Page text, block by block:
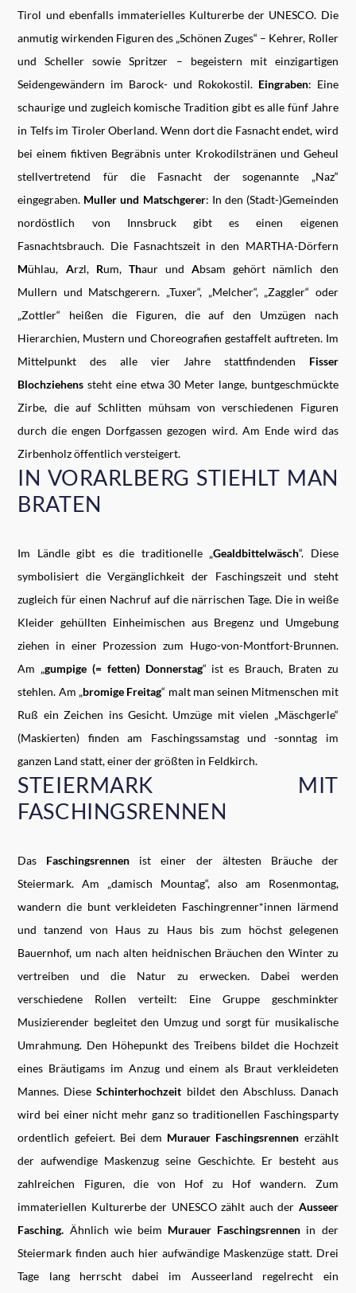
Tirol und ebenfalls immaterielles Kulturerbe der UNESCO. Die
anmutig wirkenden Figuren des „Schönen Zuges“ – Kehrer, Roller
und Scheller sowie Spritzer – begeistern mit einzigartigen
Seidengewändern im Barock- und Rokokostil. Eingraben: Eine
schaurige und zugleich komische Tradition gibt es alle fünf Jahre
in Telfs im Tiroler Oberland. Wenn dort die Fasnacht endet, wird
bei einem fiktiven Begräbnis unter Krokodilstränen und Geheul
stellvertretend für die Fasnacht der sogenannte „Naz“
eingegraben. Muller und Matschgerer: In den (Stadt-)Gemeinden
nordöstlich von Innsbruck gibt es einen eigenen
Fasnachtsbrauch. Die Fasnachtszeit in den MARTHA-Dörfern
Mühlau, Arzl, Rum, Thaur undAbsam gehört nämlich den
Mullern und Matschgerern. „Tuxer“, „Melcher“, „Zaggler“ oder
„Zottler“ heißen die Figuren, die auf den Umzügen nach
Hierarchien, Mustern und Choreografien gestaffelt auftreten. Im
Mittelpunkt des alle vier Jahre stattfindenden Fisser
Blochziehens steht eine etwa 30 Meter lange, buntgeschmückte
Zirbe, die auf Schlitten mühsam von verschiedenen Figuren
durch die engen Dorfgassen gezogen wird. Am Ende wird das
Zirbenholz öffentlich versteigert.
IN VORARLBERG STIEHLT MAN
BRATEN
Im Ländle gibt es die traditionelle „Gealdbittelwäsch“. Diese
symbolisiert die Vergänglichkeit der Faschingszeit und steht
zugleich für einen Nachruf auf die närrischen Tage. Die in weiße
Kleider gehüllten Einheimischen aus Bregenz und Umgebung
ziehen in einer Prozession zum Hugo-von-Montfort-Brunnen.
Am „gumpige (= fetten) Donnerstag“ ist es Brauch, Braten zu
stehlen. Am „bromige Freitag“ malt man seinen Mitmenschen mit
Ruß ein Zeichen ins Gesicht. Umzüge mit vielen „Mäschgerle“
(Maskierten) finden am Faschingssamstag und -sonntag im
ganzen Land statt, einer der größten in Feldkirch.
STEIERMARK MIT
FASCHINGSRENNEN
Das Faschingsrennen ist einer der ältesten Bräuche der
Steiermark. Am „damisch Mountag“, also am Rosenmontag,
wandern die bunt verkleideten Faschingrenner*innen lärmend
und tanzend von Haus zu Haus bis zum höchst gelegenen
Bauernhof, um nach alten heidnischen Bräuchen den Winter zu
vertreiben und die Natur zu erwecken. Dabei werden
verschiedene Rollen verteilt: Eine Gruppe geschminkter
Musizierender begleitet den Umzug und sorgt für musikalische
Umrahmung. Den Höhepunkt des Treibens bildet die Hochzeit
eines Bräutigams im Anzug und einem als Braut verkleideten
Mannes. DieseSchinterhochzeit bildet den Abschluss. Danach
wird bei einer nicht mehr ganz so traditionellen Faschingsparty
ordentlich gefeiert. Bei dem Murauer Faschingsrennen erzählt
der aufwendige Maskenzug seine Geschichte. Er besteht aus
zahlreichen Figuren, die von Hof zu Hof wandern. Zum
immateriellen Kulturerbe der UNESCO zählt auch der Ausseer
Fasching. Ähnlich wie beim Murauer Faschingsrennen in der
Steiermark finden auch hier aufwändige Maskenzüge statt. Drei
Tage lang herrscht dabei im Ausseerland regelrecht ein